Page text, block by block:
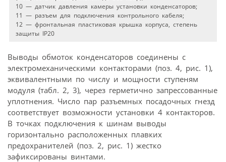
10 — датчик давления камеры установки конденсаторов;
11 — разъем для подключения контрольного кабеля;
12 — фронтальная пластиковая крышка корпуса, степень
защиты IP20
Выводы обмоток конденсаторов соединены с
электромеханическими контакторами (поз. 4, рис. 1),
эквивалентными по числу и мощности ступеням
модуля (табл. 2, 3), через герметично запрессованные
уплотнения. Число пар разъемных посадочных гнезд
соответствует возможности установки 4 контакторов.
В точках подключения к шинам выводы
горизонтально расположенных плавких
предохранителей (поз. 2, рис. 1) жестко
зафиксированы винтами.